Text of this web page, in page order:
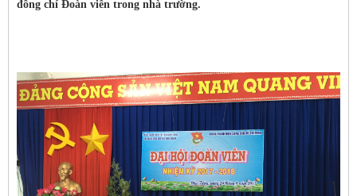
đồng chí Đoàn viên trong nhà trường.